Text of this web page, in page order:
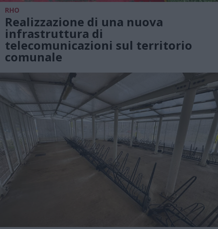
RHO
Realizzazione di una nuova
infrastruttura di
telecomunicazioni sul territorio
comunale